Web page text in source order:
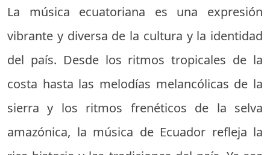
La música ecuatoriana es una expresión
vibrante y diversa de la cultura y la identidad
del país. Desde los ritmos tropicales de la
costa hasta las melodías melancólicas de la
sierra y los ritmos frenéticos de la selva
amazónica, la música de Ecuador refleja la